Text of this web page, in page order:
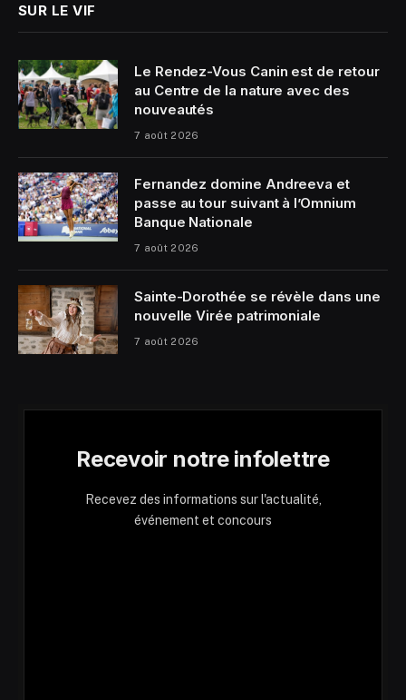
SUR LE VIF
Le Rendez-Vous Canin est de retour
au Centre de la nature avec des
nouveautés
7 août 2026
Fernandez domine Andreeva et
passe au tour suivant à l’Omnium
Banque Nationale
7 août 2026
Sainte-Dorothée se révèle dans une
nouvelle Virée patrimoniale
7 août 2026
Recevoir notre infolettre
Recevez des informations sur l'actualité,
événement et concours